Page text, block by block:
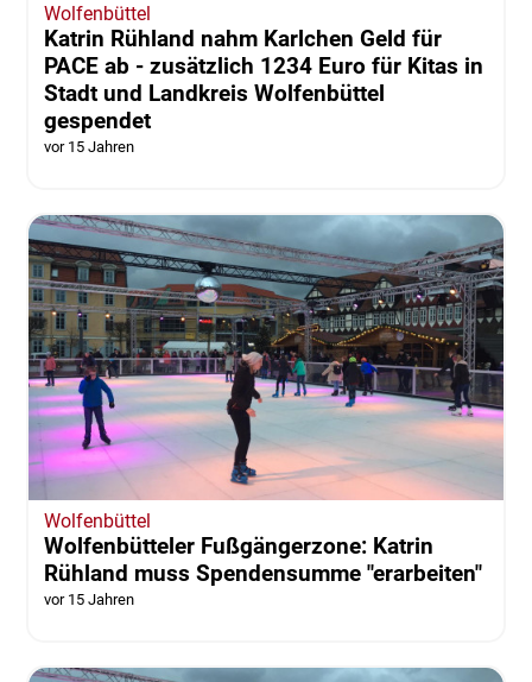
Wolfenbüttel
Katrin Rühland nahm Karlchen Geld für
PACE ab - zusätzlich 1234 Euro für Kitas in
Stadt und Landkreis Wolfenbüttel
gespendet
vor 15 Jahren
Wolfenbüttel
Wolfenbütteler Fußgängerzone: Katrin
Rühland muss Spendensumme "erarbeiten"
vor 15 Jahren